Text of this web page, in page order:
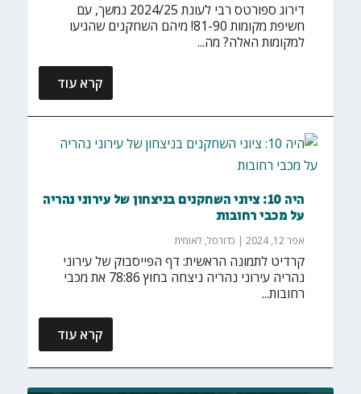
דירוג ספורטס רבי לעונת 2024/25 נמשך, עם
חשיפת מקומות 81-90! מיהם השחקנים שהגיעו
למקומות האלה? מה...
קרא עוד
היה 10: ציוני השחקנים בניצחון של עירוני נהריה
על מכבי רחובות
אפר 12, 2024 | כדורסל, לאומית
קרדיט לתמונה הראשית: דף הפייסבוק של עירוני
נהריה עירוני נהריה ניצחה בחוץ 78:86 את מכבי
רחובות...
קרא עוד